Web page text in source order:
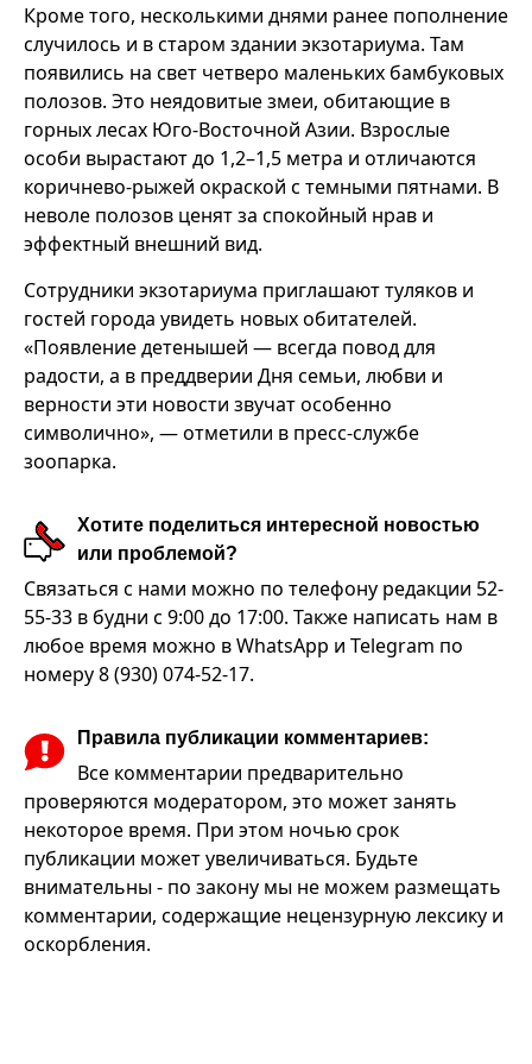
Кроме того, несколькими днями ранее пополнение
случилось и в старом здании экзотариума. Там
появились на свет четверо маленьких бамбуковых
полозов. Это неядовитые змеи, обитающие в
горных лесах Юго-Восточной Азии. Взрослые
особи вырастают до 1,2–1,5 метра и отличаются
коричнево-рыжей окраской с темными пятнами. В
неволе полозов ценят за спокойный нрав и
эффектный внешний вид.
Сотрудники экзотариума приглашают туляков и
гостей города увидеть новых обитателей.
«Появление детенышей — всегда повод для
радости, а в преддверии Дня семьи, любви и
верности эти новости звучат особенно
символично», — отметили в пресс-службе
зоопарка.
Хотите поделиться интересной новостью
или проблемой?
Связаться с нами можно по телефону редакции 52-
55-33 в будни с 9:00 до 17:00. Также написать нам в
любое время можно в WhatsApp и Telegram по
номеру 8 (930) 074-52-17.
Правила публикации комментариев:
Все комментарии предварительно
проверяются модератором, это может занять
некоторое время. При этом ночью срок
публикации может увеличиваться. Будьте
внимательны - по закону мы не можем размещать
комментарии, содержащие нецензурную лексику и
оскорбления.